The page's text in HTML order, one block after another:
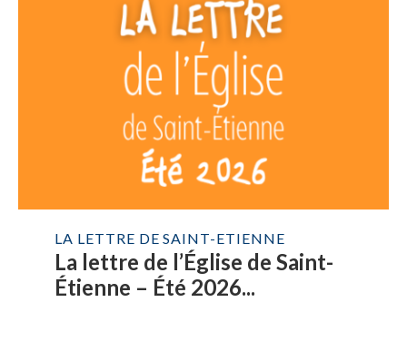
LA LETTRE DE SAINT-ETIENNE
La lettre de l’Église de Saint-
Étienne – Été 2026...